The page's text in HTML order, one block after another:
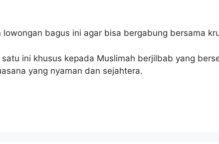
bagus ini agar bisa bergabung bersama
satu ini khusus kepada Muslimah berjilbab yang
yang nyaman dan sejahtera.